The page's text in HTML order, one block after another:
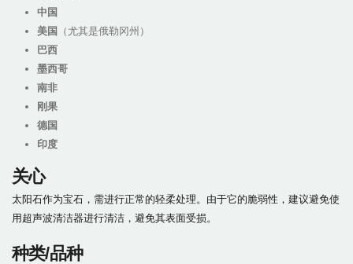
中国
美国
（尤其是俄勒冈州）
巴西
墨西哥
南非
刚果
德国
印度
关心
太阳石作为宝石，需进行正常的轻柔处理。由于它的脆弱性，建议避免使
用超声波清洁器进行清洁，避免其表面受损。
种类/品种